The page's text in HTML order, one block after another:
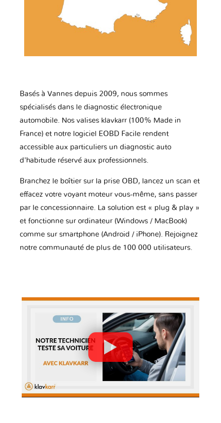
Basés à Vannes depuis 2009, nous sommes
spécialisés dans le diagnostic électronique
automobile. Nos valises klavkarr (100% Made in
France) et notre logiciel EOBD Facile rendent
accessible aux particuliers un diagnostic auto
d'habitude réservé aux professionnels.
Branchez le boîtier sur la prise OBD, lancez un scan et
effacez votre voyant moteur vous-même, sans passer
par le concessionnaire. La solution est « plug & play »
et fonctionne sur ordinateur (Windows / MacBook)
comme sur smartphone (Android / iPhone). Rejoignez
notre communauté de plus de 100 000 utilisateurs.